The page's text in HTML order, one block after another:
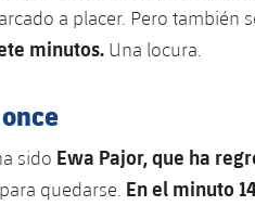
a placer. Pero también
minutos. Una locura.
sido Ewa Pajor, que ha
quedarse. En el minuto